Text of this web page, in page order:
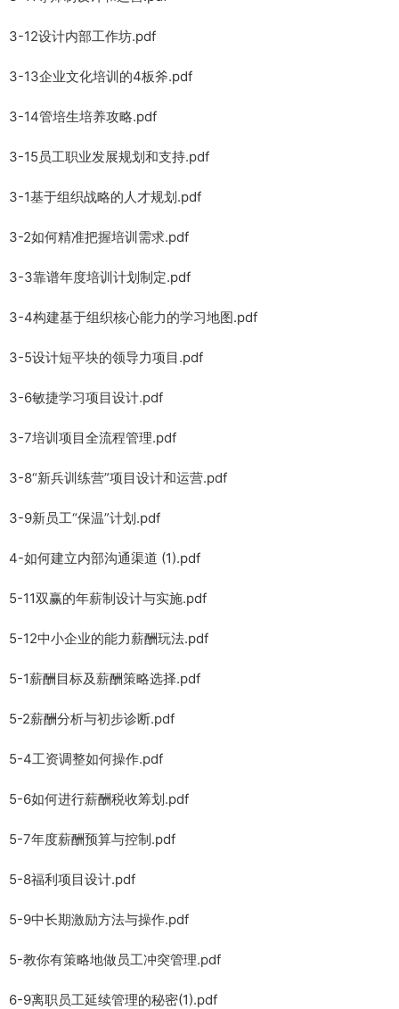
3-12设计内部工作坊.pdf
3-13企业文化培训的4板斧.pdf
3-14管培生培养攻略.pdf
3-15员工职业发展规划和支持.pdf
3-1基于组织战略的人才规划.pdf
3-2如何精准把握培训需求.pdf
3-3靠谱年度培训计划制定.pdf
3-4构建基于组织核心能力的学习地图.pdf
3-5设计短平块的领导力项目.pdf
3-6敏捷学习项目设计.pdf
3-7培训项目全流程管理.pdf
3-8“新兵训练营”项目设计和运营.pdf
3-9新员工“保温”计划.pdf
4-如何建立内部沟通渠道 (1).pdf
5-11双赢的年薪制设计与实施.pdf
5-12中小企业的能力薪酬玩法.pdf
5-1薪酬目标及薪酬策略选择.pdf
5-2薪酬分析与初步诊断.pdf
5-4工资调整如何操作.pdf
5-6如何进行薪酬税收筹划.pdf
5-7年度薪酬预算与控制.pdf
5-8福利项目设计.pdf
5-9中长期激励方法与操作.pdf
5-教你有策略地做员工冲突管理.pdf
6-9离职员工延续管理的秘密(1).pdf